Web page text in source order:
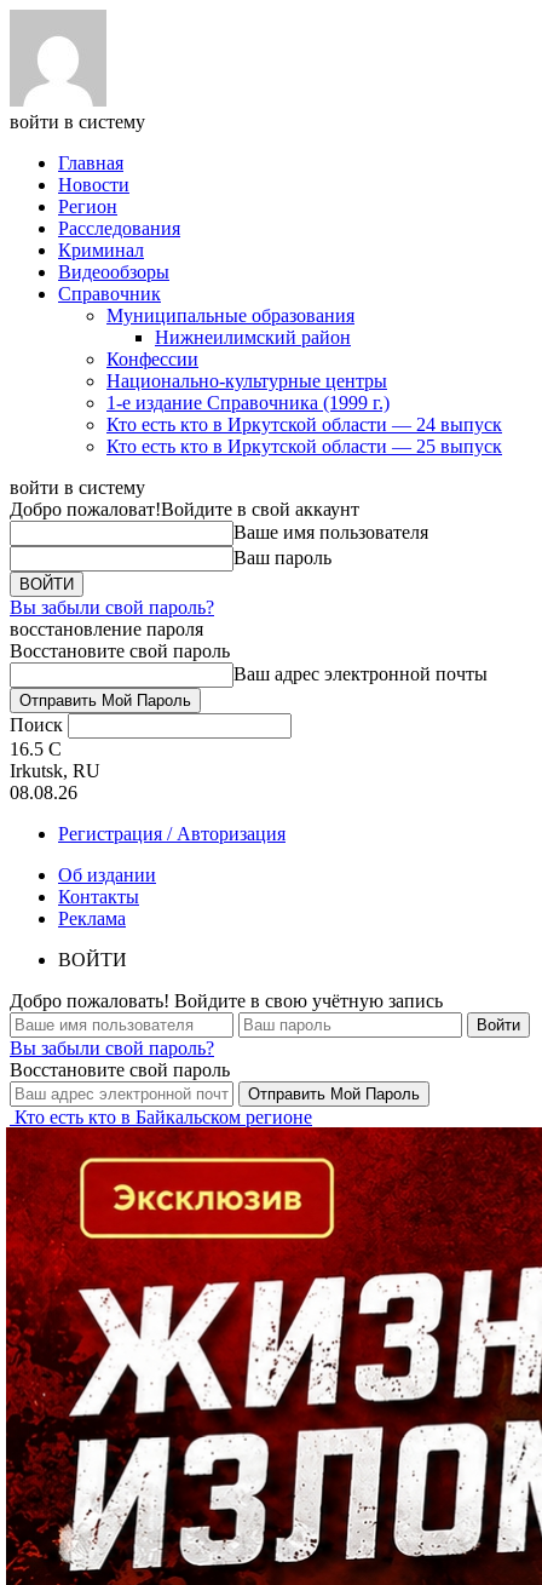
войти в систему
Главная
Новости
Регион
Расследования
Криминал
Видеообзоры
Справочник
Муниципальные образования
Нижнеилимский район
Конфессии
Национально-культурные центры
1-е издание Справочника (1999 г.)
Кто есть кто в Иркутской области — 24 выпуск
Кто есть кто в Иркутской области — 25 выпуск
войти в систему
Добро пожаловат!Войдите в свой аккаунт
Ваше имя пользователя
Ваш пароль
Вы забыли свой пароль?
восстановление пароля
Восстановите свой пароль
Ваш адрес электронной почты
Поиск
16.5 C
Irkutsk, RU
08.08.26
Регистрация / Авторизация
Об издании
Контакты
Реклама
ВОЙТИ
Добро пожаловать! Войдите в свою учётную запись
Вы забыли свой пароль?
Восстановите свой пароль
Кто есть кто в Байкальском регионе